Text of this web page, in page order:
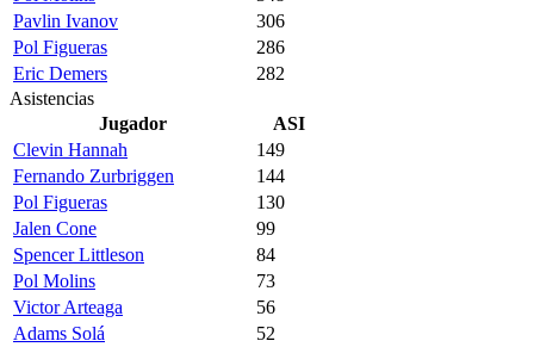
Pavlin Ivanov
306
Pol Figueras
286
Eric Demers
282
Asistencias
Jugador
ASI
Clevin Hannah
149
Fernando Zurbriggen
144
Pol Figueras
130
Jalen Cone
99
Spencer Littleson
84
Pol Molins
73
Victor Arteaga
56
Adams Solá
52